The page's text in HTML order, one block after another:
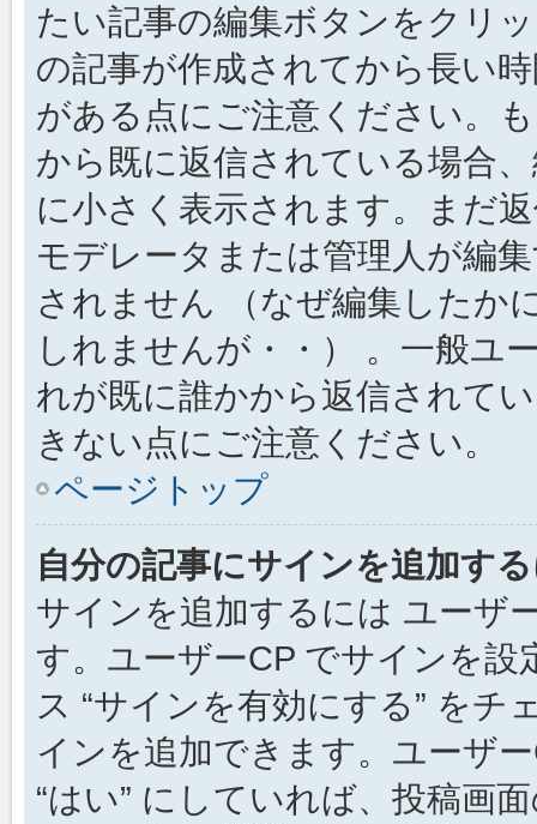
たい記事の編集ボタンをクリ
の記事が作成されてから長い
がある点にご注意ください。
から既に返信されている場合
に小さく表示されます。まだ
モデレータまたは管理人が編
されません （なぜ編集したか
しれませんが・・） 。一般ユ
れが既に誰かから返信されて
きない点にご注意ください。
ページトップ
自分の記事にサインを追加す
サインを追加するには ユーザ
す。ユーザーCP でサインを
ス “サインを有効にする” を
インを追加できます。ユーザ
“はい” にしていれば、投稿画